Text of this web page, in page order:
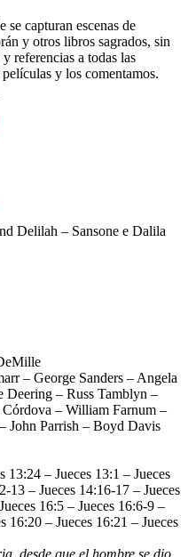
capturan escenas de
y otros libros sagrados, sin
referencias a todas las
y los comentamos.
Delilah – Sansone e Dalila
– George Sanders – Angela
– Russ Tamblyn –
– William Farnum –
John Parrish – Boyd Davis
13:24 – Jueces 13:1 – Jueces
13 – Jueces 14:16-17 – Jueces
16:5 – Jueces 16:6-9 –
16:20 – Jueces 16:21 – Jueces
desde que el hombre se dio